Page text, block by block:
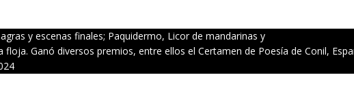
y escenas finales; Paquidermo, Licor de mandarinas y
Ganó diversos premios, entre ellos el Certamen de Poesía de Conil,